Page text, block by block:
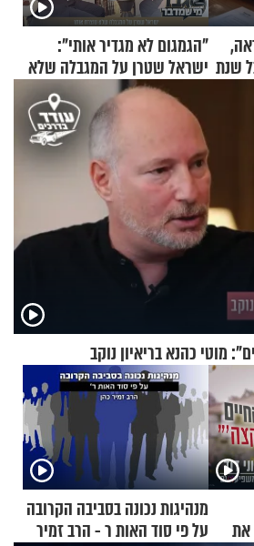
שנת
"הגמגום לא מגדיר אותי":
ישראל שטרן על המגבלה שלא
עוצרת אותו
מוטי כהנא בריאיון נוקב
את
מנהיגות נכונה בסביבה הקרובה
על פי סוד האות ר - הרב זמיר